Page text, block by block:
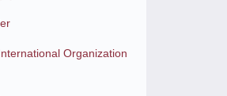
Organization